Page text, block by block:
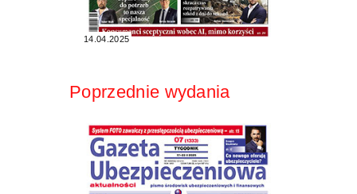
14.04.2025
Poprzednie wydania